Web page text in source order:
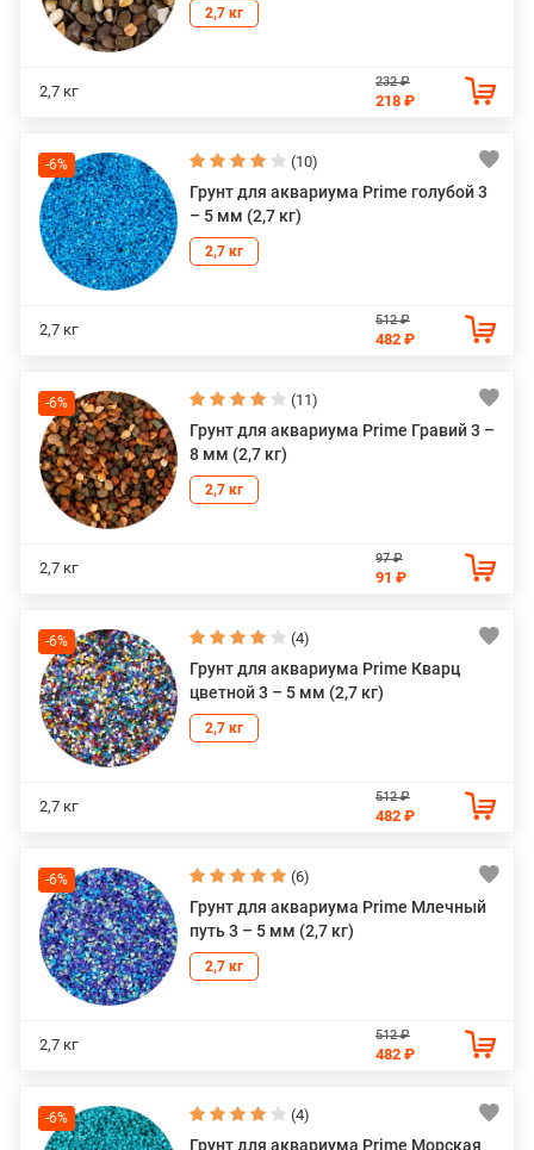
2,7 кг
2,7 кг
232 ₽
218 ₽
-6% (10)
Грунт для аквариума Prime голубой 3
– 5 мм (2,7 кг)
2,7 кг
2,7 кг
512 ₽
482 ₽
-6% (11)
Грунт для аквариума Prime Гравий 3 –
8 мм (2,7 кг)
2,7 кг
2,7 кг
97 ₽
91 ₽
-6% (4)
Грунт для аквариума Prime Кварц
цветной 3 – 5 мм (2,7 кг)
2,7 кг
2,7 кг
512 ₽
482 ₽
-6% (6)
Грунт для аквариума Prime Млечный
путь 3 – 5 мм (2,7 кг)
2,7 кг
2,7 кг
512 ₽
482 ₽
-6% (4)
Грунт для аквариума Prime Морская